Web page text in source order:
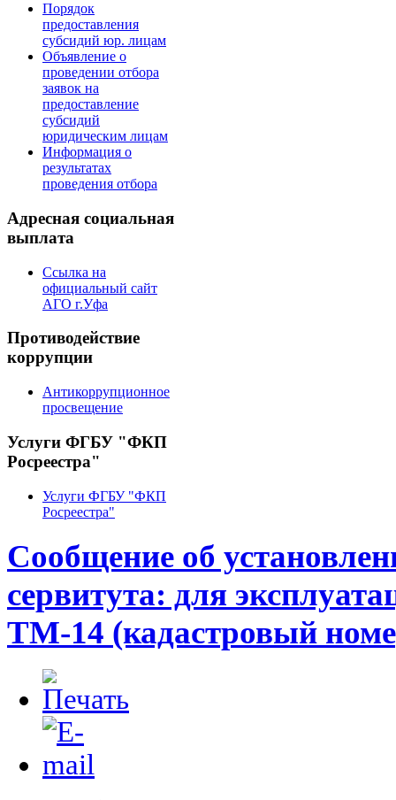
Порядок
предоставления
субсидий юр. лицам
Объявление о
проведении отбора
заявок на
предоставление
субсидий
юридическим лицам
Информация о
результатах
проведения отбора
Адресная социальная
выплата
Ссылка на
официальный сайт
АГО г.Уфа
Противодействие
коррупции
Антикоррупционное
просвещение
Услуги ФГБУ "ФКП
Росреестра"
Услуги ФГБУ "ФКП
Росреестра"
Сообщение об
сервитута: для
ТМ-14 (кадастровый